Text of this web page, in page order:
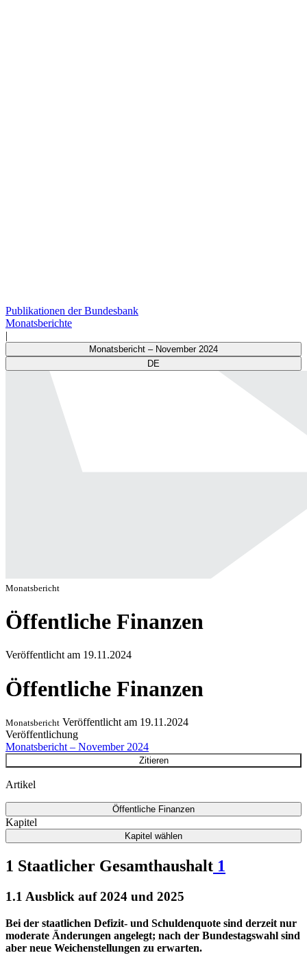
Publikationen der Bundesbank
Monatsberichte
|
Monatsbericht – November 2024
DE
Monatsbericht
Öffentliche Finanzen
Veröffentlicht am 19.11.2024
Öffentliche Finanzen
Monatsbericht Veröffentlicht am 19.11.2024
Veröffentlichung
Monatsbericht – November 2024
Zitieren
Artikel
Öffentliche Finanzen
Kapitel
Kapitel wählen
1 Staatlicher Gesamthaushalt 1
1.1 Ausblick auf 2024 und 2025
Bei der staatlichen Defizit- und Schuldenquote sind derzeit nur
moderate Änderungen angelegt; nach der Bundestagswahl sind
aber neue Weichenstellungen zu erwarten.